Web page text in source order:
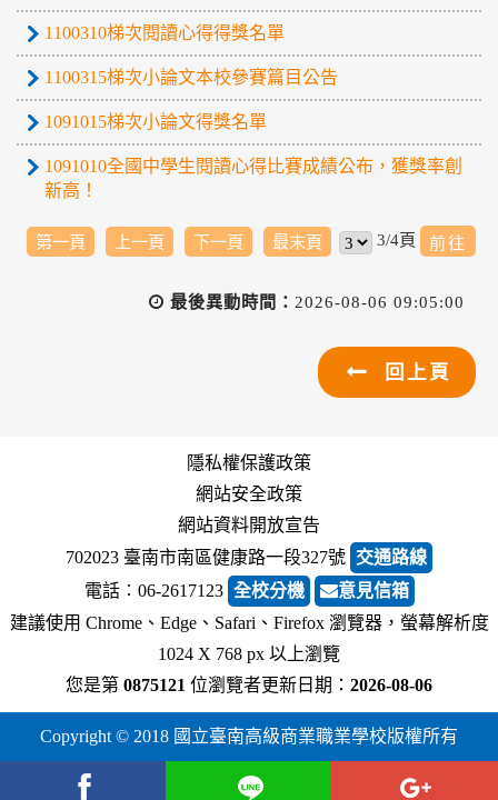
1100310梯次閱讀心得得獎名單
1100315梯次小論文本校參賽篇目公告
1091015梯次小論文得獎名單
1091010全國中學生閱讀心得比賽成績公布，獲獎率創
新高！
第一頁 上一頁 下一頁 最末頁 3/4頁
最後異動時間： 2026-08-06 09:05:00
回上頁
隱私權保護政策
網站安全政策
網站資料開放宣告
702023 臺南市南區健康路一段327號 交通路線
電話︰06-2617123 全校分機
意見信箱
建議使用 Chrome、Edge、Safari、Firefox 瀏覽器，螢幕解析度
1024 X 768 px 以上瀏覽
您是第 0875121 位瀏覽者更新日期： 2026-08-06
Copyright © 2018 國立臺南高級商業職業學校版權所有